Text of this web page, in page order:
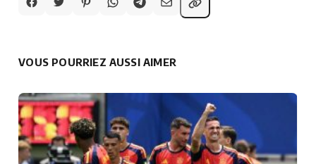
VOUS POURRIEZ AUSSI AIMER